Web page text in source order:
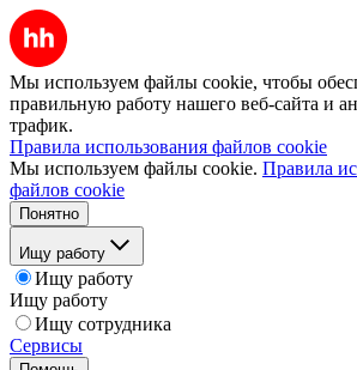
Мы используем файлы cookie, чтобы
правильную работу нашего веб-сайта и
трафик.
Правила использования файлов cookie
Мы используем файлы cookie. Правила
файлов cookie
Понятно
Ищу работу
Ищу работу
Ищу работу
Ищу сотрудника
Сервисы